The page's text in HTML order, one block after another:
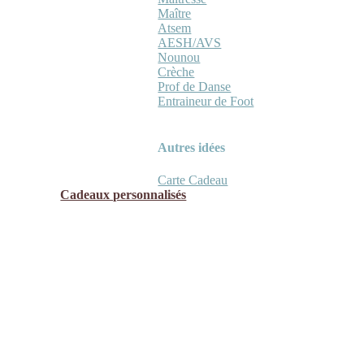
Maître
Atsem
AESH/AVS
Nounou
Crèche
Prof de Danse
Entraineur de Foot
Autres idées
Carte Cadeau
Cadeaux personnalisés